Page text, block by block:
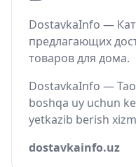
DostavkaInfo —
предлагающих
товаров для дома.
DostavkaInfo —
boshqa uy uchun
yetkazib berish
dostavkainfo.uz